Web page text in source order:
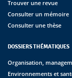
Trouver une revue
Consulter un mémoire
Consulter une thèse
DOSSIERS THÉMATIQUES
Organisation,
Environnements et